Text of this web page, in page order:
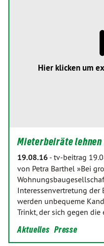
Mieterbeiräte lehnen
19.08.16 - tv-beitrag
von Petra Barthel »Bei
Interessenvertretung der
werden unbequeme
Trinkt, der sich gegen
Aktuelles Presse
Hier klicken um